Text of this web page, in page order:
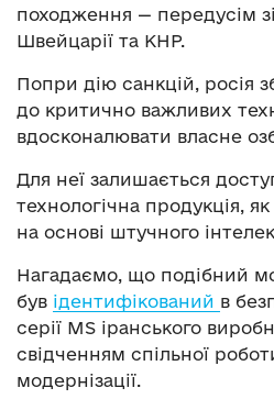
походження — передусім
Швейцарії та КНР.
Попри дію санкцій, росія
до критично важливих
вдосконалювати власне
Для неї залишається
технологічна продукція,
на основі штучного
Нагадаємо, що подібний
був ідентифікований в
серії MS іранського
свідченням спільної
модернізації.